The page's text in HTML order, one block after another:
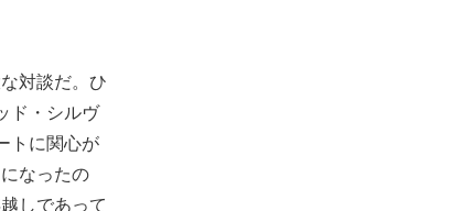
対談だ。ひ
ド・シルヴ
トに関心が
なったの
しであって